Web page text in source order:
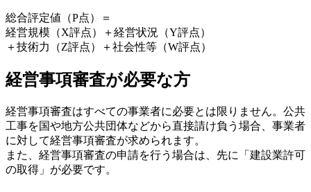
総合評定値（P点）＝
経営規模（X評点）＋経営状況（Y評点）
＋技術力（Z評点）＋社会性等（W評点）
経営事項審査が必要な方
経営事項審査はすべての事業者に必要とは限りません。公共
工事を国や地方公共団体などから直接請け負う場合、事業者
に対して経営事項審査が求められます。
また、経営事項審査の申請を行う場合は、先に「建設業許可
の取得」が必要です。